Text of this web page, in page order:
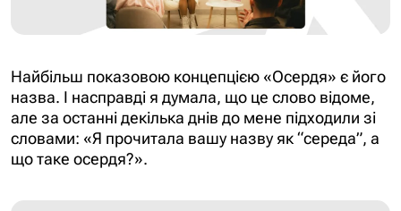
Найбільш показовою концепцією «Осердя» є його
назва. І насправді я думала, що це слово відоме,
але за останні декілька днів до мене підходили зі
словами: «Я прочитала вашу назву як “середа”, а
що таке осердя?».